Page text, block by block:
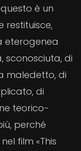
è un
restituisce,
eterogenea
sconosciuta, di
maledetto, di
di
teorico-
perché
film «This